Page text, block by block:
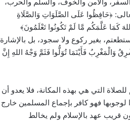
﴿حَافِظُوا عَلَى الصَّلَوَاتِ وَالصَّلَاةِ
كَمَا عَلَّمَكُم مَّا لَمْ تَكُونُوا تَعْلَمُونَ﴾
استطعتم، بغير ركوع ولا سجود، بل بالإشارة
وَالْمَغْرِبُ فَأَيْنَمَا تُوَلُّوا فَثَمَّ وَجْهُ اللهِ إِنَّ
التي هي بهذه المكانة، فلا يعدو أن
لوجوبها فهو كافر بإجماع المسلمين خارج
قريب عهد بالإسلام ولم يخالط